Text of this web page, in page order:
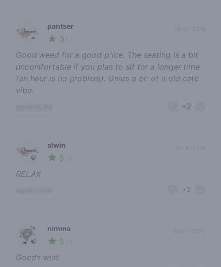
🥦
pantser
3
Good weed for a good price. The seating is a bit
uncomfortable if you plan to sit for a longer time
(an hour is no problem). Gives a bit of a old cafe
vibe.
+2
🍃
alwin
5
RELAX
+2
🍃
nimma
5
Goede wiet